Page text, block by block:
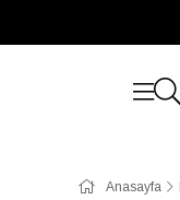
Anasayfa